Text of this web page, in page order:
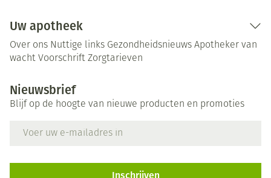
Uw apotheek
Over ons Nuttige links Gezondheidsnieuws Apotheker van
wacht Voorschrift Zorgtarieven
Nieuwsbrief
Blijf op de hoogte van nieuwe producten en promoties
Inschrijven